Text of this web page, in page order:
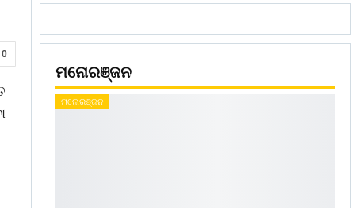
0
ମନୋରଞ୍ଜନ
ମନୋରଞ୍ଜନ